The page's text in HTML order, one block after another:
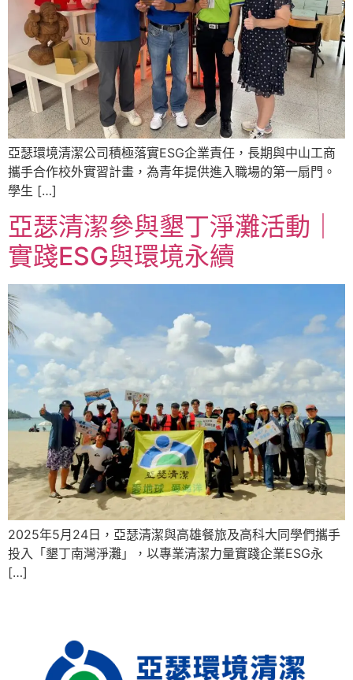
亞瑟環境清潔公司積極落實ESG企業責任，長期與中山工商
攜手合作校外實習計畫，為青年提供進入職場的第一扇門。
學生 […]
亞瑟清潔參與墾丁淨灘活動｜
實踐ESG與環境永續
2025年5月24日，亞瑟清潔與高雄餐旅及高科大同學們攜手
投入「墾丁南灣淨灘」，以專業清潔力量實踐企業ESG永
[…]